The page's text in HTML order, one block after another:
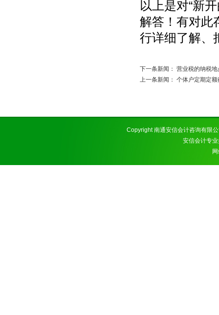
以上是对“新
解答！有对此
行详细了解、
下一条新闻： 营业税的纳税
上一条新闻： 个体户定期定
Copyright 南通安信会计咨询有限
安信会计专